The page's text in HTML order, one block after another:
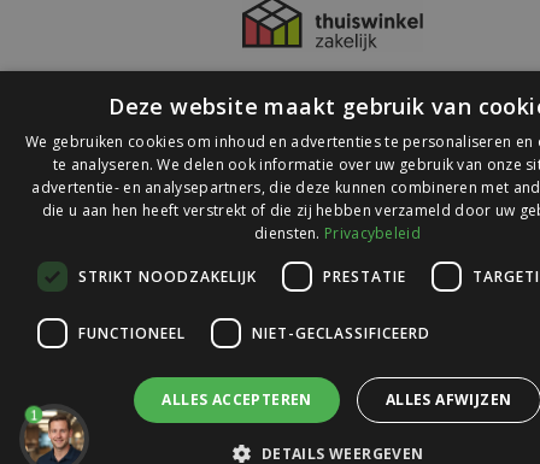
© 2026 Ledlichtdiscounter.nl
op
Webwinkelkeur
1
Deze website maakt gebruik van
We gebruiken cookies om inhoud en advertenties te personaliseren en
te analyseren. We delen ook informatie over uw gebruik van onze
advertentie- en analysepartners, die deze kunnen combineren met
die u aan hen heeft verstrekt of die zij hebben verzameld door uw
diensten. Privacybeleid
STRIKT NOODZAKELIJK PRESTATIE
FUNCTIONEEL NIET-GECLASSIFICEERD
ALLES ACCEPTEREN ALLES AFWIJZEN
DETAILS WEERGEVEN